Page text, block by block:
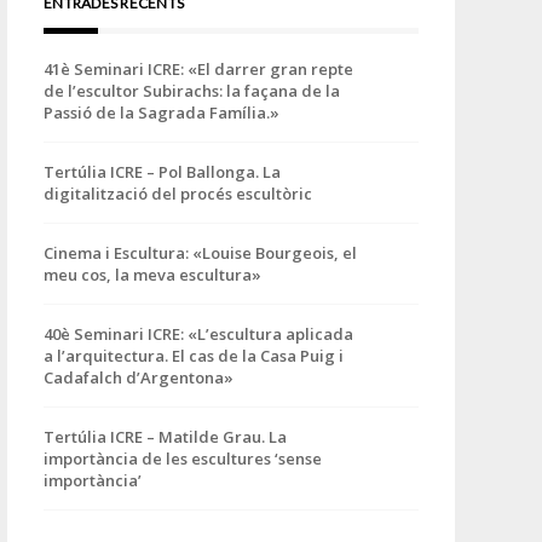
41è Seminari ICRE: «El darrer gran repte
de l’escultor Subirachs: la façana de la
Passió de la Sagrada Família.»
Tertúlia ICRE – Pol Ballonga. La
digitalització del procés escultòric
Cinema i Escultura: «Louise Bourgeois, el
meu cos, la meva escultura»
40è Seminari ICRE: «L’escultura aplicada
a l’arquitectura. El cas de la Casa Puig i
Cadafalch d’Argentona»
Tertúlia ICRE – Matilde Grau. La
importància de les escultures ‘sense
importància’